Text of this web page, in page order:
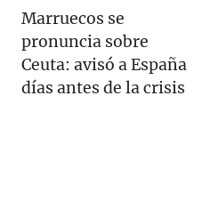
Marruecos se
pronuncia sobre
Ceuta: avisó a España
días antes de la crisis